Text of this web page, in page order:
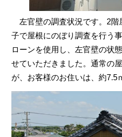
左官壁の調査状況です。2階
子で屋根にのぼり調査を行う
ローンを使用し、左官壁の状
せていただきました。 通常の
が、お客様のお住いは、約7.5